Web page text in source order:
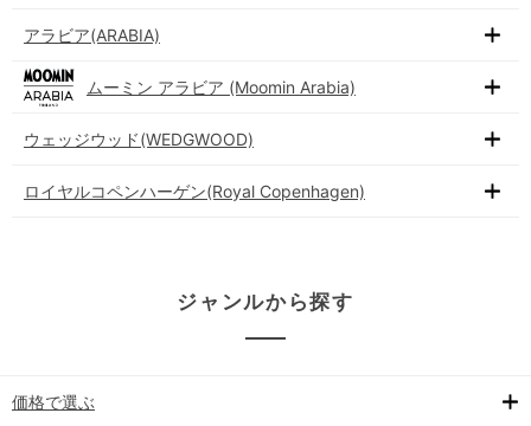
アラビア(ARABIA)
ムーミン アラビア (Moomin Arabia)
ウェッジウッド(WEDGWOOD)
ロイヤルコペンハーゲン(Royal Copenhagen)
ジャンルから探す
価格で選ぶ